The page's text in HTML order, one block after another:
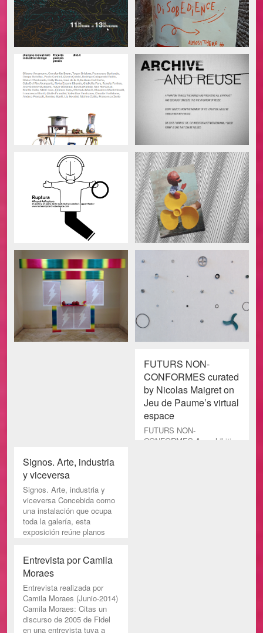
FUTURS NON-
CONFORMES curated
by Nicolas Maigret on
Jeu de Paume’s virtual
espace
FUTURS NON-
CONFORMES An exhibition
Signos. Arte, industria
y viceversa
Signos. Arte, industria y
viceversa Concebida como
una instalación que ocupa
toda la galería, esta
exposición reúne planos
Entrevista por Camila
Moraes
Entrevista realizada por
Camila Moraes (Junio-2014)
Camila Moraes: Citas un
discurso de 2005 de Fidel
en una entrevista tuya a